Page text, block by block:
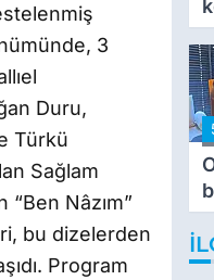
3
Duru,
Türkü
Sağlam
Nâzım”
bu dizelerden
Program